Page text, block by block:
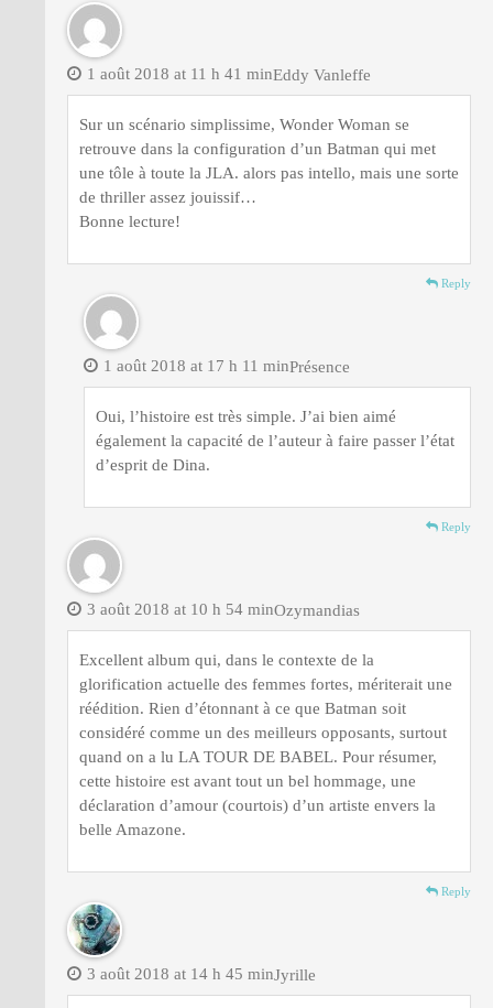
Eddy Vanleffe
1 août 2018 at 11 h 41 min
Sur un scénario simplissime, Wonder Woman se
retrouve dans la configuration d’un Batman qui met
une tôle à toute la JLA. alors pas intello, mais une sorte
de thriller assez jouissif…
Bonne lecture!
Reply
Présence
1 août 2018 at 17 h 11 min
Oui, l’histoire est très simple. J’ai bien aimé
également la capacité de l’auteur à faire passer l’état
d’esprit de Dina.
Reply
Ozymandias
3 août 2018 at 10 h 54 min
Excellent album qui, dans le contexte de la
glorification actuelle des femmes fortes, mériterait une
réédition. Rien d’étonnant à ce que Batman soit
considéré comme un des meilleurs opposants, surtout
quand on a lu LA TOUR DE BABEL. Pour résumer,
cette histoire est avant tout un bel hommage, une
déclaration d’amour (courtois) d’un artiste envers la
belle Amazone.
Reply
Jyrille
3 août 2018 at 14 h 45 min